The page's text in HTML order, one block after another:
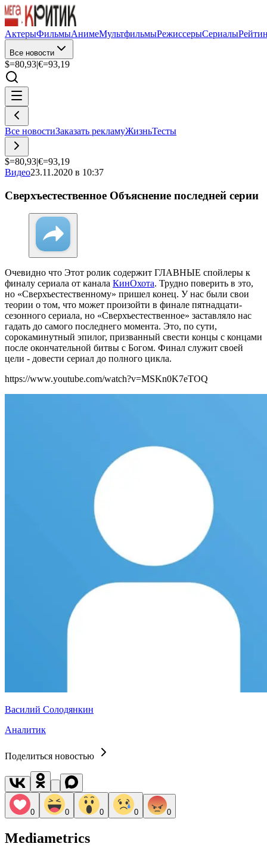
АктерыФильмыАнимеМультфильмыРежиссерыСериалы
Все новости
$=80,93|€=93,19
Все новостиЗаказать рекламуЖизньТесты
$=80,93|€=93,19
Видео23.11.2020 в 10:37
Сверхъестественное Объяснение последней серии
Очевидно что Этот ролик содержит ГЛАВНЫЕ спойлеры к
финалу сериала от канала КинОхота. Трудно поверить в это,
но «Сверхъестественному» пришел конец. У нас были свои
теории о том, что может произойти в финале пятнадцати-
сезонного сериала, но «Сверхъестественное» заставляло нас
гадать до самого последнего момента. Это, по сути,
сорокаминутный эпилог, призванный свести концы с концами
после окончательной битвы с Богом. Финал служит своей
цели - довести сериал до полного цикла.
https://www.youtube.com/watch?v=MSKn0K7eTOQ
Василий Солодянкин
Аналитик
Поделиться новостью
0 0 0 0 0
Mediametrics